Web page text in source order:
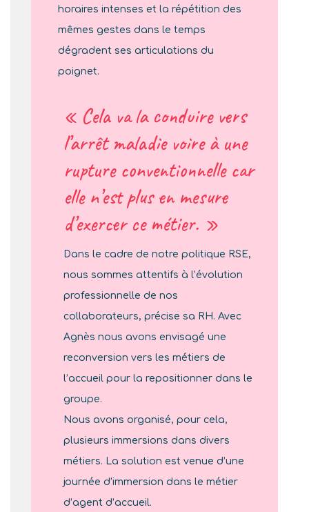
horaires intenses et la répétition des
mêmes gestes dans le temps
dégradent ses articulations du
poignet.
« Cela va la conduire vers
l’arrêt maladie voire à une
rupture conventionnelle car
elle n’est plus en mesure
d’exercer ce métier. »
Dans le cadre de notre politique RSE,
nous sommes attentifs à l’évolution
professionnelle de nos
collaborateurs, précise sa RH. Avec
Agnès nous avons envisagé une
reconversion vers les métiers de
l’accueil pour la repositionner dans le
groupe.
Nous avons organisé, pour cela,
plusieurs immersions dans divers
métiers. La solution est venue d’une
journée d’immersion dans le métier
d’agent d’accueil.